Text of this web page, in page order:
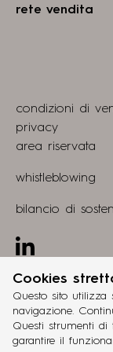
rete vendita
condizioni di
privacy
area riservata
whistleblowing
bilancio di
Linkedin
progetto
grucciadesign.
sviluppo
Workup®
Cookies
Questo sito utilizza
navigazione.
Questi strumenti di
garantire il